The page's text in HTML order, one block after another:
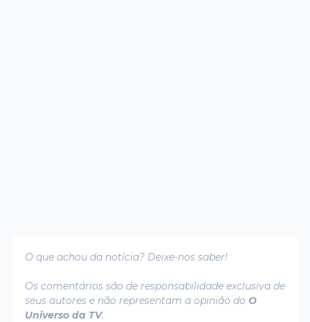
O que achou da notícia? Deixe-nos saber!
Os comentários são de responsabilidade exclusiva de
seus autores e não representam a opinião do O
Universo da TV.